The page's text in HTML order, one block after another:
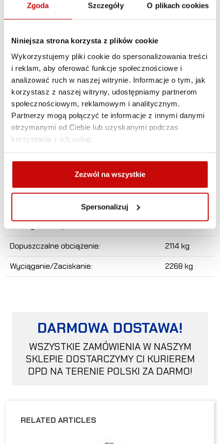
Zgoda Szczegóły O plikach cookies
Niniejsza strona korzysta z plików cookie
Wykorzystujemy pliki cookie do spersonalizowania treści
i reklam, aby oferować funkcje społecznościowe i
analizować ruch w naszej witrynie. Informacje o tym, jak
korzystasz z naszej witryny, udostępniamy partnerom
społecznościowym, reklamowym i analitycznym.
Partnerzy mogą połączyć te informacje z innymi danymi
otrzymanymi od Ciebie lub uzyskanymi podczas
korzystania z ich usług.
Zezwól na wszystkie
Spersonalizuj
długą i bezawaryjną pracę oraz bezpieczne użytkowanie.
podnoszenia, rozpierania lub wyciągania.
Niesamowita wszechstronność - nie sposób zliczyć
możliwości użycia,może być użytkowany nawet jako
zacisk.
Wytrzymałość:
3175 kg
Dopuszczalne obciążenie:
2114 kg
Wyciąganie/Zaciskanie:
2268 kg
DARMOWA DOSTAWA!
WSZYSTKIE ZAMÓWIENIA W NASZYM
SKLEPIE DOSTARCZYMY CI KURIEREM
DPD NA TERENIE POLSKI ZA DARMO!
RELATED ARTICLES